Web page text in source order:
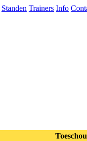
Standen Trainers Info